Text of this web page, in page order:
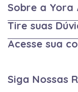
Sobre a Yora
Tire suas
Acesse sua
Siga Nossas